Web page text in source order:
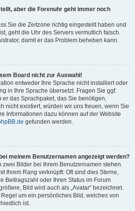
aber die Forenuhr geht immer noch
Sie die Zeitzone richtig eingestellt haben und
geht die Uhr des Servers vermutlich falsch.
damit er das Problem beheben kann.
Board nicht zur Auswahl!
entweder Ihre Sprache nicht installiert oder
in Ihre Sprache übersetzt. Fragen Sie ggf.
er das Sprachpaket, das Sie benötigen,
nicht existiert, würden wir uns freuen, wenn Sie
Informationen dazu können auf der Website
gefunden werden.
meinem Benutzernamen angezeigt werden?
zwei Bilder bei Ihrem Benutzernamen stehen.
Ihrem Rang verknüpft: Oft sind dies Sterne,
Beitragszahl oder Ihren Status im Forum
Bild wird auch als „Avatar“ bezeichnet.
um ein persönliches Bild, welches von
ist.